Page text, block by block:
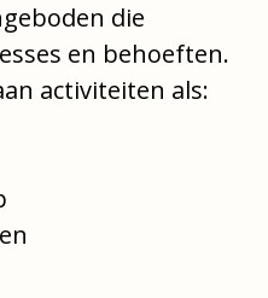
die
en behoeften.
activiteiten als: